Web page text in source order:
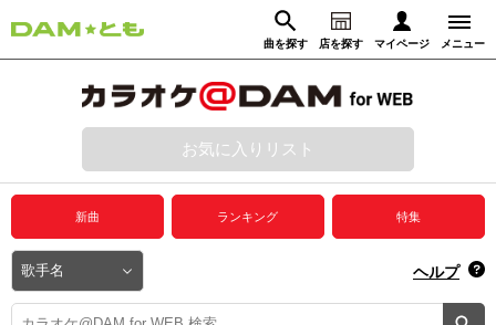
曲を探す 店を探す マイページ メニュー
動画からさがす 録音からさがす
ログイン
プレミアムサービス
DAM★とも動画
DAM★とも録音
お気に入りリスト
新曲 ランキング 特集
ヘルプ